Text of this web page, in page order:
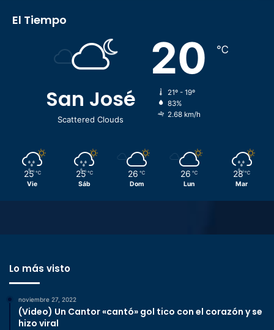
El Tiempo
San José
Scattered Clouds
20 ℃
21º - 19º
83%
2.68 km/h
25 ℃
Vie
25 ℃
Sáb
26 ℃
Dom
26 ℃
Lun
28 ℃
Mar
Lo más visto
noviembre 27, 2022
(Video) Un Cantor «cantó» gol tico con el corazón y se
hizo viral